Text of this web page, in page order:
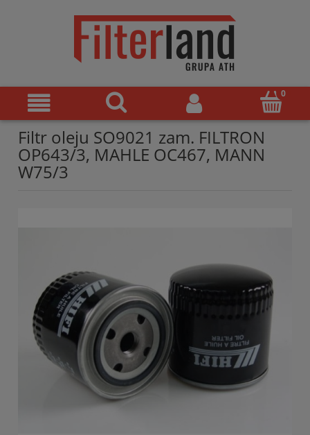
Filtr oleju SO9021 zam. FILTRON
OP643/3, MAHLE OC467, MANN
W75/3